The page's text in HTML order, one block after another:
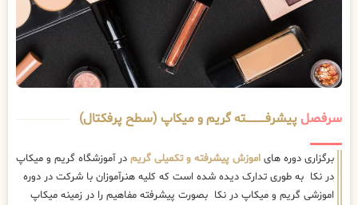
سرفصلپیشرفــــــــــــته گریم و میکاپ (سطح پرفکتال)
برگزاری دوره های اموزش پیشرفته و تکمیلی گریم در آموزشگاه گریم و میکاپ
در نکا به طوری تدارک دیده شده است که کلیه هنرآموزان با شرکت در دوره
اموزشی گریم و میکاپ در نکا بصورت پیشرفته مفاهیم را در زمینه میکاپ